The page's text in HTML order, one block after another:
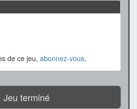
de ce jeu, abonnez-vous.
Jeu terminé